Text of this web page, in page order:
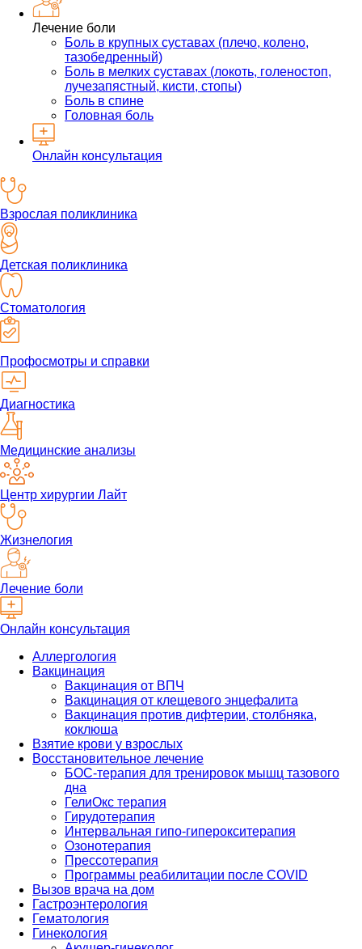
Лечение боли
Боль в крупных суставах (плечо, колено,
тазобедренный)
Боль в мелких суставах (локоть, голеностоп,
лучезапястный, кисти, стопы)
Боль в спине
Головная боль
Онлайн консультация
Взрослая поликлиника
Детская поликлиника
Стоматология
Профосмотры и справки
Диагностика
Медицинские анализы
Центр хирургии Лайт
Жизнелогия
Лечение боли
Онлайн консультация
Аллергология
Вакцинация
Вакцинация от ВПЧ
Вакцинация от клещевого энцефалита
Вакцинация против дифтерии, столбняка,
коклюша
Взятие крови у взрослых
Восстановительное лечение
БОС-терапия для тренировок мышц тазового
дна
ГелиОкс терапия
Гирудотерапия
Интервальная гипо-гиперокситерапия
Озонотерапия
Прессотерапия
Программы реабилитации после СOVID
Вызов врача на дом
Гастроэнтерология
Гематология
Гинекология